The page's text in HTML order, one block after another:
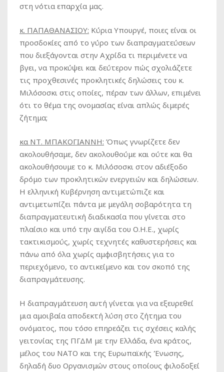
στη νότια επαρχία μας.
κ. ΠΑΠΑΘΑΝΑΣΙΟΥ: Κύρια Υπουργέ, ποιες είναι οι
προσδοκίες από το γύρο των διαπραγματεύσεων
που διεξάγονται στην Αχρίδα τι περιμένετε να
βγει, να προκύψει και δεύτερον πώς σχολιάζετε
τις προχθεσινές προκλητικές δηλώσεις του κ.
Μιλόσοσκι στις οποίες, πέραν των άλλων, επιμένει
ότι το θέμα της ονομασίας είναι απλώς διμερές
ζήτημα;
κα ΝΤ. ΜΠΑΚΟΓΙΑΝΝΗ: Όπως γνωρίζετε δεν
ακολουθήσαμε, δεν ακολουθούμε και ούτε και θα
ακολουθήσουμε το κ. Μιλόσοσκι στον αδιέξοδο
δρόμο των προκλητικών ενεργειών και δηλώσεων.
Η ελληνική Κυβέρνηση αντιμετώπιζε και
αντιμετωπίζει πάντα με μεγάλη σοβαρότητα τη
διαπραγματευτική διαδικασία που γίνεται στο
πλαίσιο και υπό την αιγίδα του Ο.Η.Ε., χωρίς
τακτικισμούς, χωρίς τεχνητές καθυστερήσεις και
πάνω από όλα χωρίς αμφισβητήσεις για το
περιεχόμενο, το αντικείμενο και τον σκοπό της
διαπραγμάτευσης.
Η διαπραγμάτευση αυτή γίνεται για να εξευρεθεί
μια αμοιβαία αποδεκτή λύση στο ζήτημα του
ονόματος, που τόσο επηρεάζει τις σχέσεις καλής
γειτονίας της ΠΓΔΜ με την Ελλάδα, ένα κράτος,
μέλος του ΝΑΤΟ και της Ευρωπαϊκής Ένωσης,
δηλαδή δυο Οργανισμών στους οποίους φιλοδοξεί